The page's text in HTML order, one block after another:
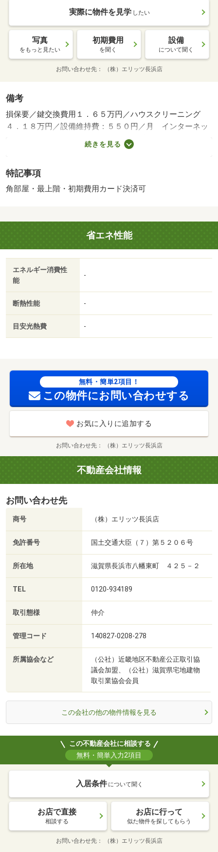
実際に物件を見学 したい
写真
をもっと見たい
初期費用
を聞く
設備
について聞く
お問い合わせ先 （株）エリッツ長浜店
備考
損保要／鍵交換費用１．６５万円／ハウスクリーニング
４．１８万円／設備維持費：５５０円／月 インターネッ
ト使用料：３６３０円／月 更新事務手数料：１６５００
円／更新時／保証会社利用必：賃貸保証料６８６８０円／
ット／浴室乾燥機／室内洗濯置／シューズボックス／シス
テムキッチン／角住戸／温水洗浄便座／２口コンロ／駐輪
／プロパンガス／じゅうたん張／礼金１ヶ月／ＩＴ重説
対応物件／初期費用カード決済可／フレンドマート大藪店
（スーパー）まで７００ｍ／ローソン彦根大藪店（コンビ
ニ）まで４００ｍ／スギ薬局彦根西今店（ドラッグスト
ア）まで６００ｍ／友仁山崎病院（病院）まで１５００ｍ
／平田幼稚園（幼稚園・保育園）まで１０００ｍ／平田小
続きを見る
特記事項
角部屋・最上階・初期費用カード決済可
省エネ性能
エネルギー消費性
能
-
断熱性能 -
目安光熱費 -
無料・簡単2項目！
この物件にお問い合わせする
お気に入りに追加する
お問い合わせ先 （株）エリッツ長浜店
不動産会社情報
お問い合わせ先
商号 （株）エリッツ長浜店
免許番号 国土交通大臣（７）第５２０６号
所在地 滋賀県長浜市八幡東町 ４２５－２
TEL 0120-934189
取引態様 仲介
管理コード 140827-0208-278
所属協会など
（公社）近畿地区不動産公正取引協
議会加盟、（公社）滋賀県宅地建物
取引業協会会員
この会社の他の物件情報を見る
この不動産会社に相談する
無料・簡単入力2項目
入居条件 について聞く
お店で直接
相談する
お店に行って
似た物件を探してもらう
お問い合わせ先 （株）エリッツ長浜店